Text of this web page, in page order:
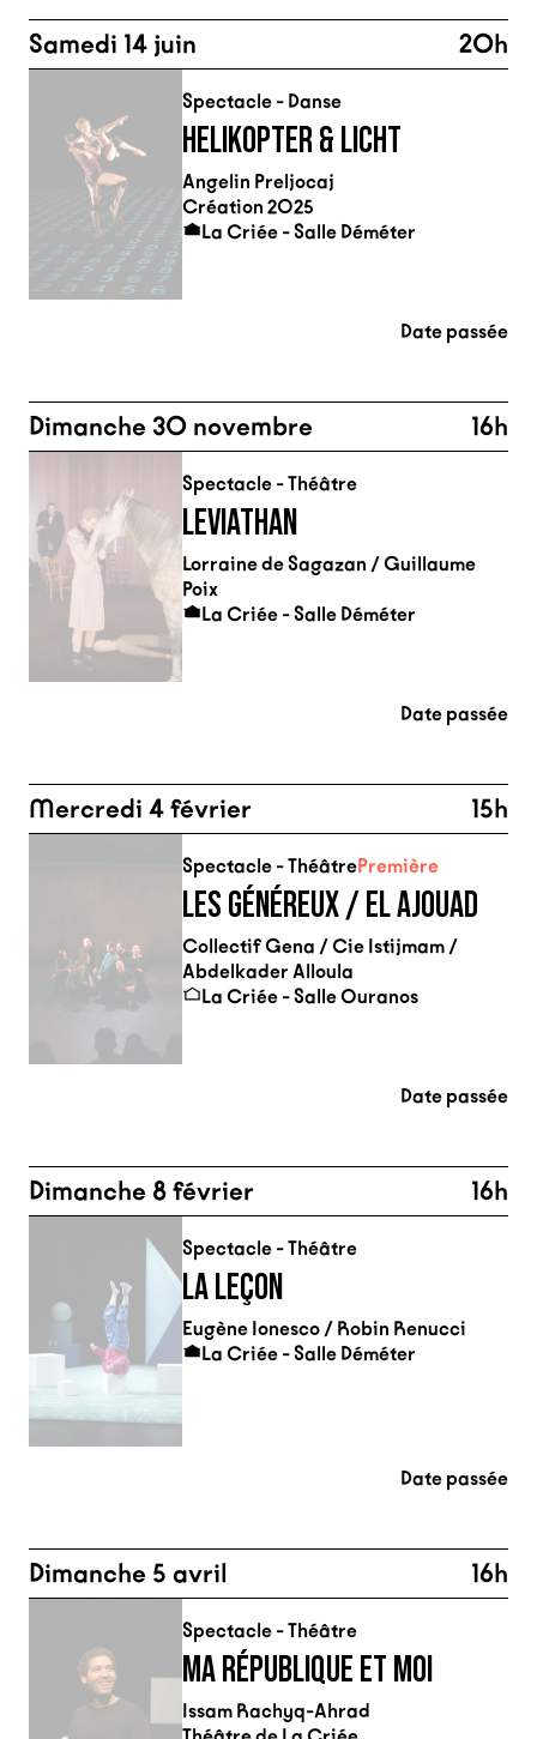
Samedi 14 juin 20h
Spectacle - Danse
HELIKOPTER & LICHT
Angelin Preljocaj
Création 2025
La Criée - Salle Déméter
Date passée
Dimanche 30 novembre 16h
Spectacle - Théâtre
LEVIATHAN
Lorraine de Sagazan / Guillaume
Poix
La Criée - Salle Déméter
Date passée
Mercredi 4 février 15h
Spectacle - ThéâtrePremière
LES GÉNÉREUX / EL AJOUAD
Collectif Gena / Cie Istijmam /
Abdelkader Alloula
La Criée - Salle Ouranos
Date passée
Dimanche 8 février 16h
Spectacle - Théâtre
LA LEÇON
Eugène Ionesco / Robin Renucci
La Criée - Salle Déméter
Date passée
Dimanche 5 avril 16h
Spectacle - Théâtre
MA RÉPUBLIQUE ET MOI
Issam Rachyq-Ahrad